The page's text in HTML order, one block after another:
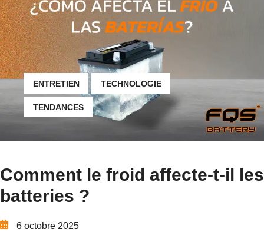
ENTRETIEN TECHNOLOGIE
TENDANCES
Comment le froid affecte-t-il les
batteries ?
6 octobre 2025